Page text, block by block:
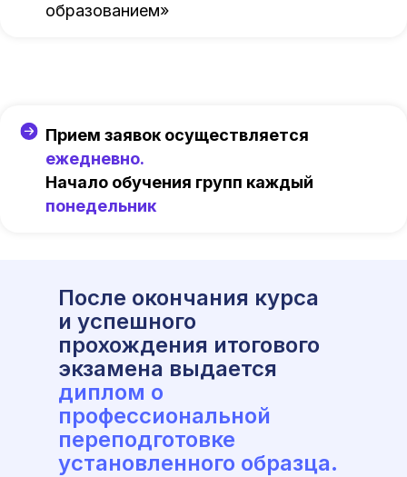
образованием»
Прием заявок осуществляется
ежедневно.
Начало обучения групп каждый
понедельник
После окончания курса
и успешного
прохождения итогового
экзамена выдается
диплом о
профессиональной
переподготовке
установленного образца.